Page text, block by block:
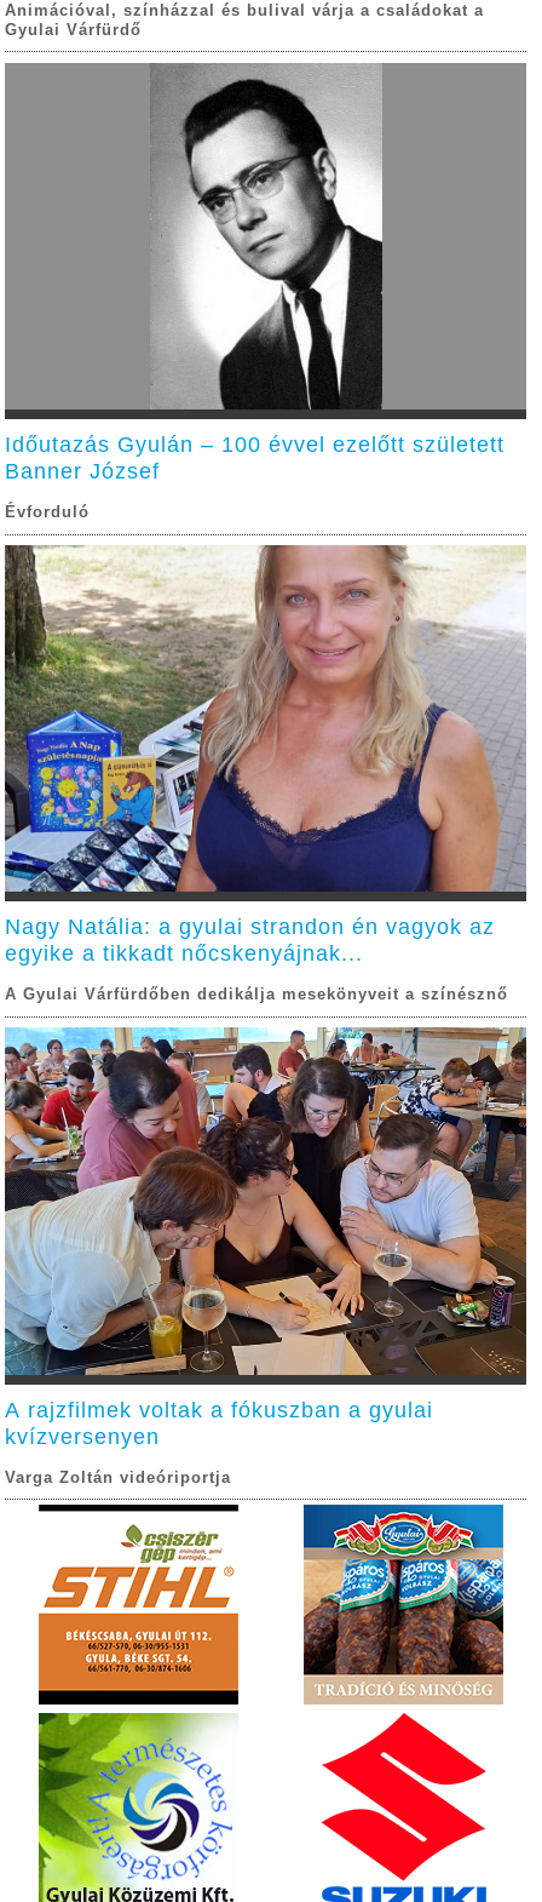
Animációval, színházzal és bulival várja a családokat a
Gyulai Várfürdő
Időutazás Gyulán – 100 évvel ezelőtt született
Banner József
Évforduló
Nagy Natália: a gyulai strandon én vagyok az
egyike a tikkadt nőcskenyájnak...
A Gyulai Várfürdőben dedikálja mesekönyveit a színésznő
A rajzfilmek voltak a fókuszban a gyulai
kvízversenyen
Varga Zoltán videóriportja